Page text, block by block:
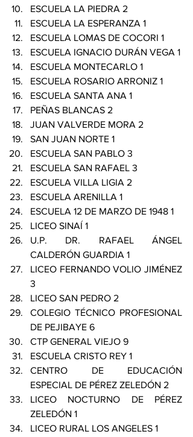
ESCUELA LA PIEDRA 2
ESCUELA LA ESPERANZA 1
ESCUELA LOMAS DE COCORI 1
ESCUELA MONTECARLO 1
ESCUELA ROSARIO ARRONIZ 1
ESCUELA SANTA ANA 1
PEÑAS BLANCAS 2
JUAN VALVERDE MORA 2
SAN JUAN NORTE 1
ESCUELA SAN PABLO 3
ESCUELA SAN RAFAEL 3
ESCUELA VILLA LIGIA 2
ESCUELA ARENILLA 1
ESCUELA 12 DE MARZO DE 1948 1
LICEO SINAÍ 1
U.P. DR. RAFAEL ÁNGEL
CALDERÓN GUARDIA 1
LICEO FERNANDO VOLIO JIMÉNEZ
3
LICEO SAN PEDRO 2
COLEGIO TÉCNICO PROFESIONAL
DE PEJIBAYE 6
CTP GENERAL VIEJO 9
ESCUELA CRISTO REY 1
CENTRO DE EDUCACIÓN
ESPECIAL DE PÉREZ ZELEDÓN 2
LICEO NOCTURNO DE PÉREZ
ZELEDÓN 1
LICEO RURAL LOS ANGELES 1